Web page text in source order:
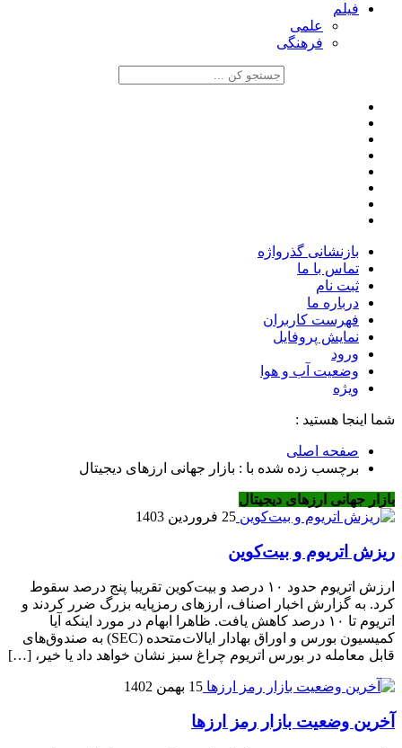
فیلم
علمی
فرهنگی
بازنشانی گذرواژه
تماس با ما
ثبت نام
درباره ما
فهرست کاربران
نمایش پروفایل
ورود
وضعیت آب و هوا
ویژه
شما اینجا هستید :
صفحه اصلی
برچسب زده شده با : بازار جهانی ارزهای دیجیتال
بازار جهانی ارزهای دیجیتال
25 فروردین 1403
ریزش اتریوم و بیت‌کوین
ارزش اتریوم حدود ۱۰ درصد و بیت‌کوین تقریبا پنج درصد سقوط
کرد. به گزارش اخبار اصناف، ارزهای رمزپایه بزرگ ضرر کردند و
اتریوم تا ۱۰ درصد کاهش یافت. ظاهرا ابهام در مورد اینکه آیا
کمیسیون بورس و اوراق بهادار ایالات‌متحده (SEC) به صندوق‌های
قابل معامله در بورس اتریوم چراغ سبز نشان خواهد داد یا خیر، […]
15 بهمن 1402
آخرین وضعیت بازار رمز ارزها